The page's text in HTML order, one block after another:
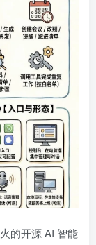
的开源 AI 智能